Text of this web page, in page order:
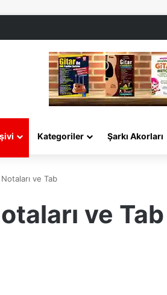
Kategoriler Şarkı Akorları
ve Tab
ve Tab